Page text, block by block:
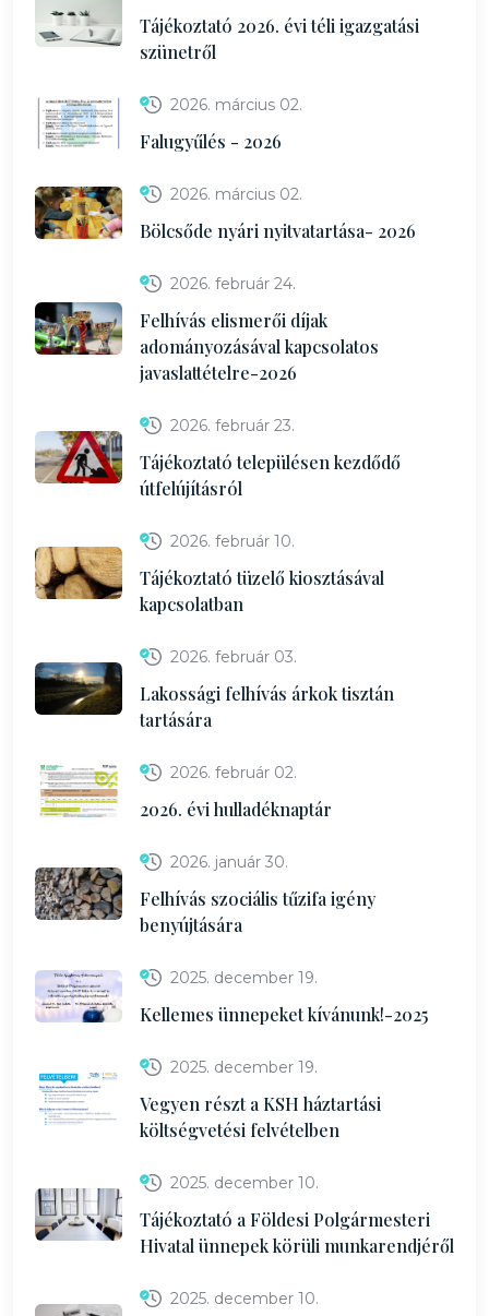
Tájékoztató 2026. évi téli igazgatási
szünetről
2026. március 02.
Falugyűlés - 2026
2026. március 02.
Bölcsőde nyári nyitvatartása- 2026
2026. február 24.
Felhívás elismerői díjak
adományozásával kapcsolatos
javaslattételre-2026
2026. február 23.
Tájékoztató településen kezdődő
útfelújításról
2026. február 10.
Tájékoztató tüzelő kiosztásával
kapcsolatban
2026. február 03.
Lakossági felhívás árkok tisztán
tartására
2026. február 02.
2026. évi hulladéknaptár
2026. január 30.
Felhívás szociális tűzifa igény
benyújtására
2025. december 19.
Kellemes ünnepeket kívánunk!-2025
2025. december 19.
Vegyen részt a KSH háztartási
költségvetési felvételben
2025. december 10.
Tájékoztató a Földesi Polgármesteri
Hivatal ünnepek körüli munkarendjéről
2025. december 10.